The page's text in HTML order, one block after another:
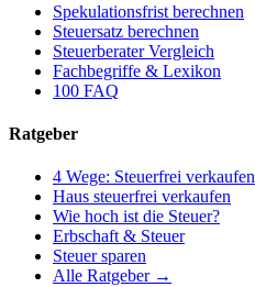
Spekulationsfrist berechnen
Steuersatz berechnen
Steuerberater Vergleich
Fachbegriffe & Lexikon
100 FAQ
Ratgeber
4 Wege: Steuerfrei verkaufen
Haus steuerfrei verkaufen
Wie hoch ist die Steuer?
Erbschaft & Steuer
Steuer sparen
Alle Ratgeber →